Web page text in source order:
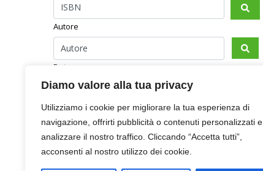
Diamo valore alla tua privacy
Utilizziamo i cookie per migliorare la tua esperienza di
navigazione, offrirti pubblicità o contenuti personalizzati e
analizzare il nostro traffico. Cliccando “Accetta tutti”,
acconsenti al nostro utilizzo dei cookie.
Autore
Data